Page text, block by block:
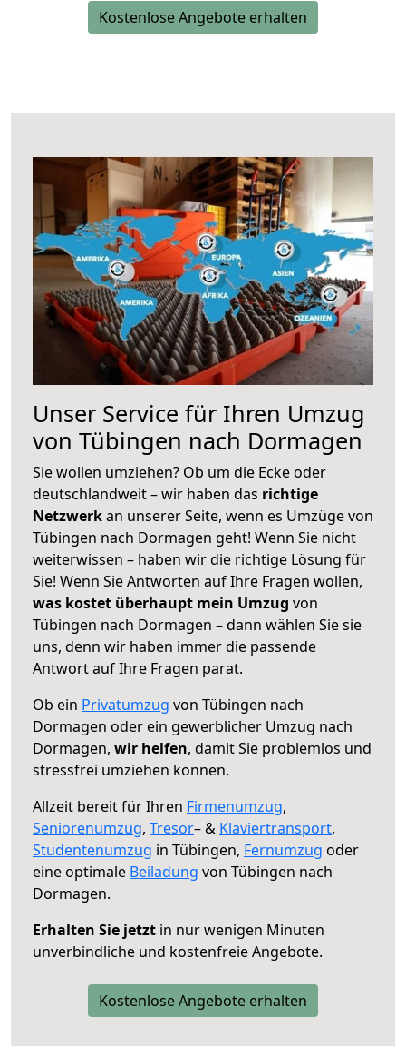
Kostenlose Angebote erhalten
Unser Service für Ihren Umzug
von Tübingen nach Dormagen
Sie wollen umziehen? Ob um die Ecke oder
deutschlandweit – wir haben das richtige
Netzwerkan unserer Seite, wenn es Umzüge von
Tübingen nach Dormagen geht! Wenn Sie nicht
weiterwissen – haben wir die richtige Lösung für
Sie! Wenn Sie Antworten auf Ihre Fragen wollen,
was kostet überhaupt mein Umzug von
Tübingen nach Dormagen – dann wählen Sie sie
uns, denn wir haben immer die passende
Antwort auf Ihre Fragen parat.
Ob ein Privatumzug von Tübingen nach
Dormagen oder ein gewerblicher Umzug nach
Dormagen, wir helfen, damit Sie problemlos und
stressfrei umziehen können.
Allzeit bereit für Ihren Firmenumzug,
Seniorenumzug, Tresor– & Klaviertransport,
Studentenumzug in Tübingen, Fernumzug oder
eine optimale Beiladung von Tübingen nach
Dormagen.
Erhalten Sie jetzt in nur wenigen Minuten
unverbindliche und kostenfreie Angebote.
Kostenlose Angebote erhalten